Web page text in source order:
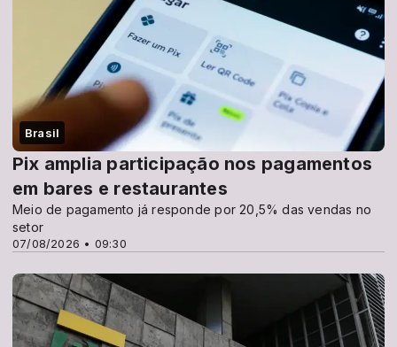
Brasil
07/08/2026 • 09:30
Pix amplia participação nos pagamentos
em bares e restaurantes
Meio de pagamento já responde por 20,5% das vendas no
setor